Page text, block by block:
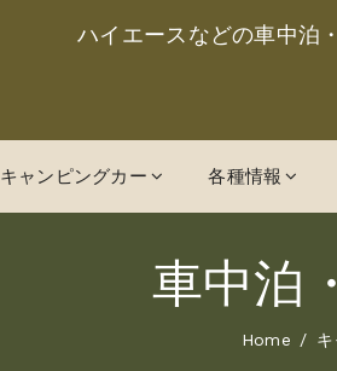
ハイエースなどの車中泊
キャンピングカー 各種情報
車中泊
Home